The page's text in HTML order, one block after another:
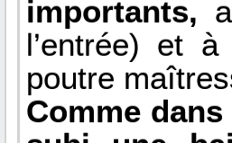
importants,
l’entrée) et
poutre
Comme